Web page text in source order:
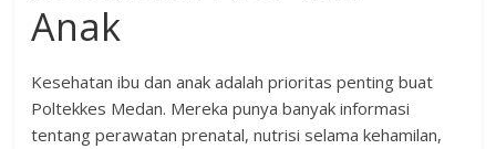
Anak
Kesehatan ibu dan anak adalah prioritas penting buat
Poltekkes Medan. Mereka punya banyak informasi
tentang perawatan prenatal, nutrisi selama kehamilan,